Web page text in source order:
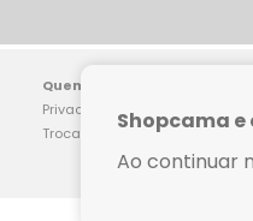
Quem Somos
Privacidade
Trocas e DevoluçõesShopcama e
Ao continuar